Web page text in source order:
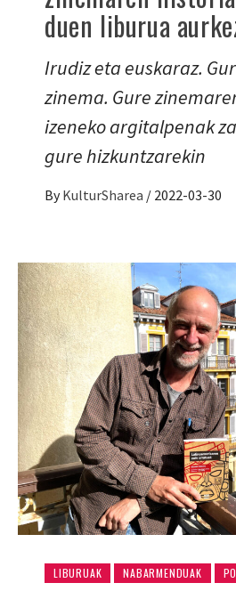
duen liburua
Irudiz eta euskaraz.
zinema. Gure
izeneko argitalpenak
gure hizkuntzarekin
By KulturSharea / 2022-03-30
LIBURUAK NABARMENDUAK